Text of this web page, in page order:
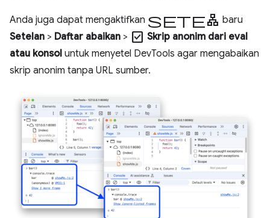
Anda juga dapat mengaktifkan setelan baru
Setelan > Daftar abaikan > check_box Skrip anonim dari eval
atau konsol untuk menyetel DevTools agar mengabaikan
skrip anonim tanpa URL sumber.